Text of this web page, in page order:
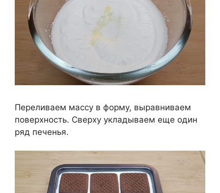
Переливаем массу в форму, выравниваем
поверхность. Сверху укладываем еще один
ряд печенья.